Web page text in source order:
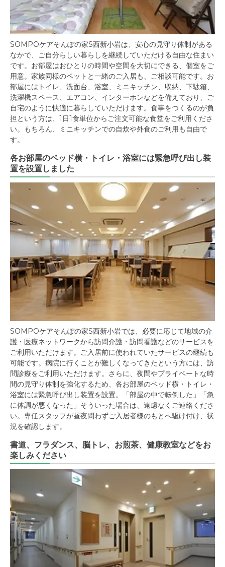
SOMPOケアそんぽの家S西新小岩は、安心の見守り体制がある
なかで、ご自分らしい暮らしを継続していただける自由な住まい
です。お部屋はおひとりの時間や空間を大切にできる、個室をご
用意。家族同様のペットと一緒のご入居も、ご相談可能です。お
部屋にはトイレ、洗面台、浴室、ミニキッチン、収納、下駄箱、
洗濯機スペース、エアコン、インターホンなどを備えており、ご
自宅のように快適に暮らしていただけます。食事をつくるのが負
担という方は、1日1食単位からご注文可能な食堂をご利用くださ
い。もちろん、ミニキッチンでの自炊や外食のご利用も自由で
す。
各お部屋のベッド横・トイレ・浴室には緊急呼び出し装
置を設置しました
SOMPOケアそんぽの家S西新小岩では、必要に応じて地域の介
護・医療ネットワークから訪問介護・訪問看護などのサービスを
ご利用いただけます。ご入居前に使われていたサービスの継続も
可能です。病院に行くことが難しくなってきたという方には、訪
問診療をご利用いただけます。さらに、夜間やプライベートな時
間の見守り体制を強化するため、各お部屋のベッド横・トイレ・
浴室には緊急呼び出し装置を設置。「部屋の中で転倒した」「急
に体調が悪くなった」そういった場合は、遠慮なくご連絡くださ
い。専任スタッフが昼夜問わずご入居者様のもとへ駆け付け、状
況を確認します。
書道、フラダンス、脳トレ、お煎茶、健康教室などをお
楽しみください